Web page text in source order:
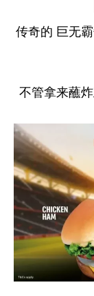
传奇的 巨无
不管拿来蘸